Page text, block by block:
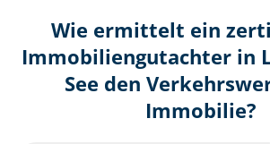
Wie ermittelt ein
Immobilien­gutachter in
See den
Immobilie?